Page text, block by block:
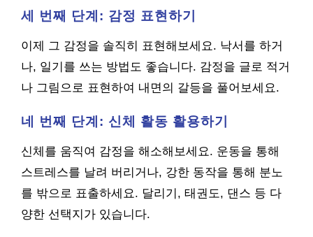
세 번째 단계: 감정 표현하기
이제 그 감정을 솔직히 표현해보세요. 낙서를 하거
나, 일기를 쓰는 방법도 좋습니다. 감정을 글로 적거
나 그림으로 표현하여 내면의 갈등을 풀어보세요.
네 번째 단계: 신체 활동 활용하기
신체를 움직여 감정을 해소해보세요. 운동을 통해
스트레스를 날려 버리거나, 강한 동작을 통해 분노
를 밖으로 표출하세요. 달리기, 태권도, 댄스 등 다
양한 선택지가 있습니다.